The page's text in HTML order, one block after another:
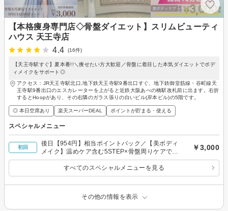
【本格痩身専門店◇骨盤ダイエット】スリムビューティ
ハウス 天王寺店
4.4
(16件)
【天王寺駅すぐ】夏本番!!＼痩せたい方大歓迎／骨盤に着目した本気ダイエットでボデ
ィメイクをサポート◎
アクセス：JR天王寺駅北口,地下鉄天王寺駅9番出口すぐ、地下鉄御堂筋線・谷町線天
王寺駅9番出口のエスカレーターを上がると近鉄大阪あべの橋駅改札前に出ます。右折
するとHoopがあり、その右隣のガラス張りの白いビル(岸本ビル)の5階です。
◎ 本日空席あり 楽天スーパーDEAL ポイントが貯まる・使える
スペシャルメニュー
初回
後日【954円】相当ポイントバック／【美ボディ
メイク】温めケア含む5STEP×骨盤周りケアでス
ッキリ！代謝サポート◎80分￥3000
￥3,000
すべてのスペシャルメニューを見る
その他の情報を表示